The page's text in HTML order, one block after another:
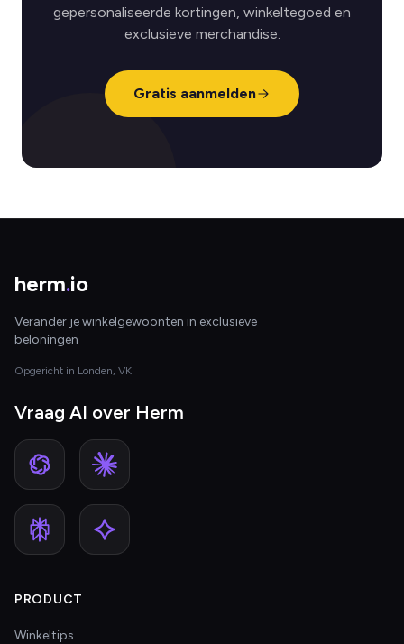
gepersonaliseerde kortingen, winkeltegoed en
exclusieve merchandise.
Gratis aanmelden
herm.io
Verander je winkelgewoonten in exclusieve
beloningen
Opgericht in Londen, VK
Vraag AI over Herm
PRODUCT
Winkeltips